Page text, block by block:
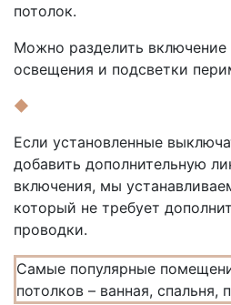
потолок.
Можно разделить включение
освещения и подсветки
◆
Если установленные
добавить дополнительную
включения, мы
который не требует
проводки.
Самые популярные
потолков – ванная, спальня,